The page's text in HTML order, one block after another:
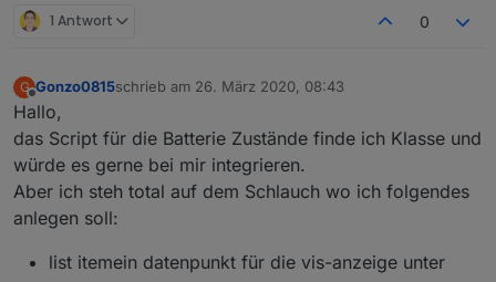
1 Antwort 0
G
Offline
Gonzo0815schrieb am 26. März 2020, 08:43
zuletzt editiert von
Hallo,
das Script für die Batterie Zustände finde ich Klasse und
würde es gerne bei mir integrieren.
Aber ich steh total auf dem Schlauch wo ich folgendes
anlegen soll:
list itemein datenpunkt für die vis-anzeige unter